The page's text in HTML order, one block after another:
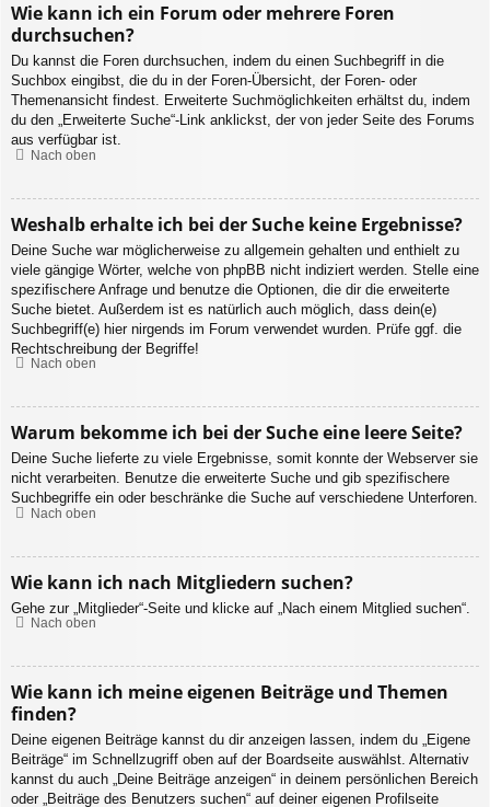
Wie kann ich ein Forum oder mehrere Foren
durchsuchen?
Du kannst die Foren durchsuchen, indem du einen Suchbegriff in die
Suchbox eingibst, die du in der Foren-Übersicht, der Foren- oder
Themenansicht findest. Erweiterte Suchmöglichkeiten erhältst du, indem
du den „Erweiterte Suche“-Link anklickst, der von jeder Seite des Forums
aus verfügbar ist.
Nach oben
Weshalb erhalte ich bei der Suche keine Ergebnisse?
Deine Suche war möglicherweise zu allgemein gehalten und enthielt zu
viele gängige Wörter, welche von phpBB nicht indiziert werden. Stelle eine
spezifischere Anfrage und benutze die Optionen, die dir die erweiterte
Suche bietet. Außerdem ist es natürlich auch möglich, dass dein(e)
Suchbegriff(e) hier nirgends im Forum verwendet wurden. Prüfe ggf. die
Rechtschreibung der Begriffe!
Nach oben
Warum bekomme ich bei der Suche eine leere Seite?
Deine Suche lieferte zu viele Ergebnisse, somit konnte der Webserver sie
nicht verarbeiten. Benutze die erweiterte Suche und gib spezifischere
Suchbegriffe ein oder beschränke die Suche auf verschiedene Unterforen.
Nach oben
Wie kann ich nach Mitgliedern suchen?
Gehe zur „Mitglieder“-Seite und klicke auf „Nach einem Mitglied suchen“.
Nach oben
Wie kann ich meine eigenen Beiträge und Themen
finden?
Deine eigenen Beiträge kannst du dir anzeigen lassen, indem du „Eigene
Beiträge“ im Schnellzugriff oben auf der Boardseite auswählst. Alternativ
kannst du auch „Deine Beiträge anzeigen“ in deinem persönlichen Bereich
oder „Beiträge des Benutzers suchen“ auf deiner eigenen Profilseite